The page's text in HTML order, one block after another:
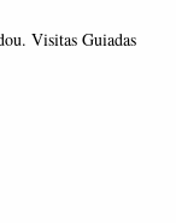
Visitas Guiadas